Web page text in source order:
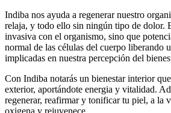
Indiba nos ayuda a regenerar nuestro
relaja, y todo ello sin ningún tipo de dolor.
invasiva con el organismo, sino que
normal de las células del cuerpo liberando
implicadas en nuestra percepción del
Con Indiba notarás un bienestar interior
exterior, aportándote energia y vitalidad.
regenerar, reafirmar y tonificar tu piel, a la
oxigena y rejuvenece.